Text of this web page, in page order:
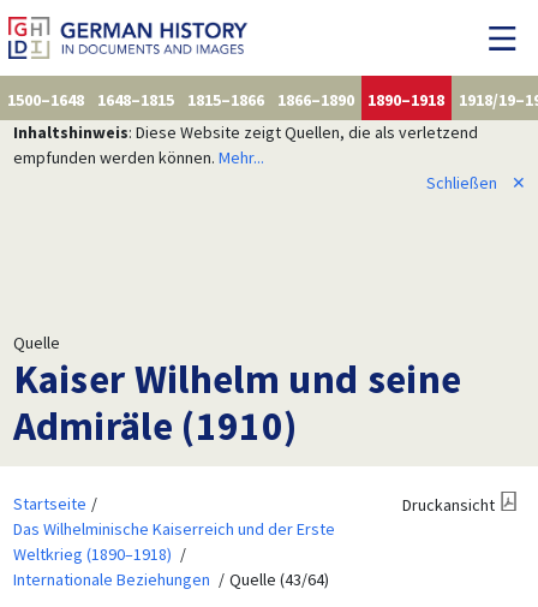
1500–1648 1648–1815 1815–1866 1866–1890 1890–1918
1918/
Inhaltshinweis: Diese Website zeigt Quellen, die als verletzend
empfunden werden können. Mehr...
Schließen
✕
Quelle
Kaiser Wilhelm und seine
Admiräle (1910)
Startseite
Das Wilhelminische Kaiserreich und der Erste
Weltkrieg (1890–1918)
Internationale Beziehungen
Quelle (43/64)
Druckansicht